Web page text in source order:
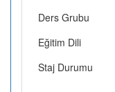
Ders Grubu
Eğitim Dili
Staj Durumu